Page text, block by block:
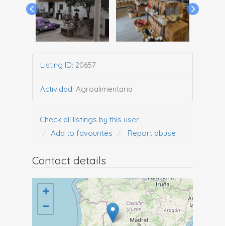
Listing ID: 20657
Actividad: Agroalimentaria
Check all listings by this user
Add to favourites
Report abuse
Contact details
+
−